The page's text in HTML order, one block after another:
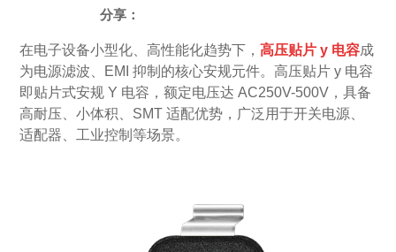
分享：
在电子设备小型化、高性能化趋势下， 高压贴片 y 电容成
为电源滤波、
EMI 抑制的核心安规元件。 高压贴片 y 电容
即贴片式安规 Y 电容，额定电压达 AC250V-500V，具备
高耐压、小体积、SMT 适配优势，广泛用于开关电源、
适配器、工业控制等场景。